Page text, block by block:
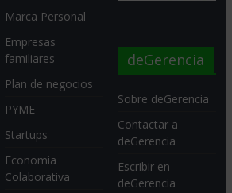
Marca Personal
Empresas
familiares
Plan de negocios
PYME
Startups
Economia
Colaborativa
deGerencia
Sobre deGerencia
Contactar a
deGerencia
Escribir en
deGerencia